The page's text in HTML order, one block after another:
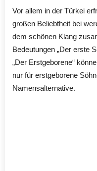
Vor allem in der Türkei
großen Beliebtheit bei
dem schönen Klang
Bedeutungen „Der erste
„Der Erstgeborene“
nur für erstgeborene
Namensalternative.